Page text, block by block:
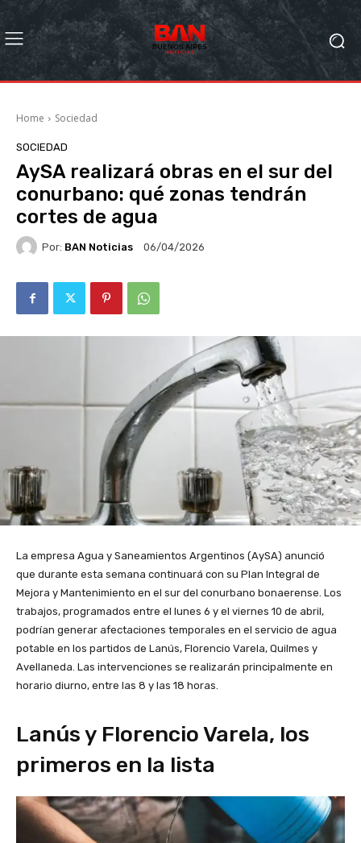
Home Sociedad
SOCIEDAD
AySA realizará obras en el sur del
conurbano: qué zonas tendrán
cortes de agua
Por: BAN Noticias 06/04/2026
La empresa Agua y Saneamientos Argentinos (AySA) anunció
que durante esta semana continuará con su Plan Integral de
Mejora y Mantenimiento en el sur del conurbano bonaerense. Los
trabajos, programados entre el lunes 6 y el viernes 10 de abril,
podrían generar afectaciones temporales en el servicio de agua
potable en los partidos de Lanús, Florencio Varela, Quilmes y
Avellaneda. Las intervenciones se realizarán principalmente en
horario diurno, entre las 8 y las 18 horas.
Lanús y Florencio Varela, los
primeros en la lista